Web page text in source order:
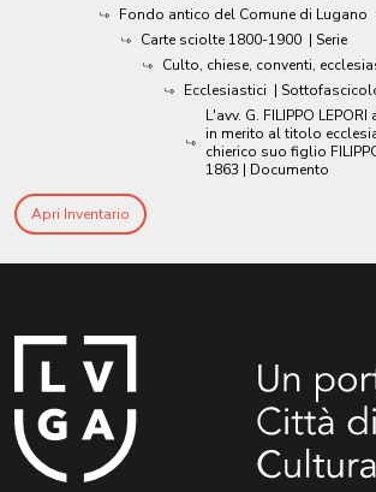
Fondo antico del Comune di Lugano
Carte sciolte 1800-1900 | Serie
Culto, chiese, conventi,
Ecclesiastici |
L'avv. G. FILIPPO
in merito al titolo
chierico suo figlio
1863 | Documento
Apri Inventario